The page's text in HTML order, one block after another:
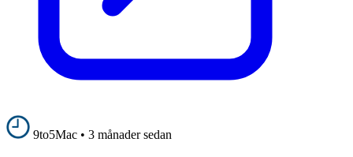
9to5Mac • 3 månader sedan